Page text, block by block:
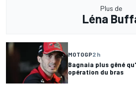
Plus de
Léna
MOTOGP2 h
Bagnaia plus gêné
opération du bras